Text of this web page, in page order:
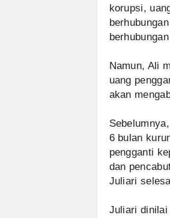
korupsi,
Namun, Ali
uang
akan
6 bulan
pengganti
dan
Juliari
Juliari dinilai